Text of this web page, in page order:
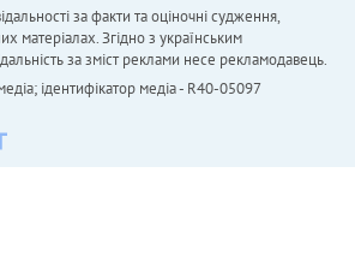
за факти та оціночні судження,
матеріалах. Згідно з українським
за зміст реклами несе рекламодавець.
ідентифікатор медіа - R40-05097